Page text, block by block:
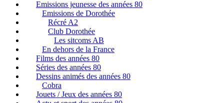
Emissions jeunesse des années 80
Emissions de Dorothée
Récré A2
Club Dorothée
Les sitcoms AB
En dehors de la France
Films des années 80
Séries des années 80
Dessins animés des années 80
Cobra
Jouets / Jeux des années 80